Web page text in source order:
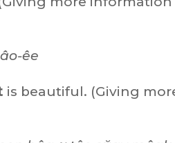
êe
is beautiful. (Giving